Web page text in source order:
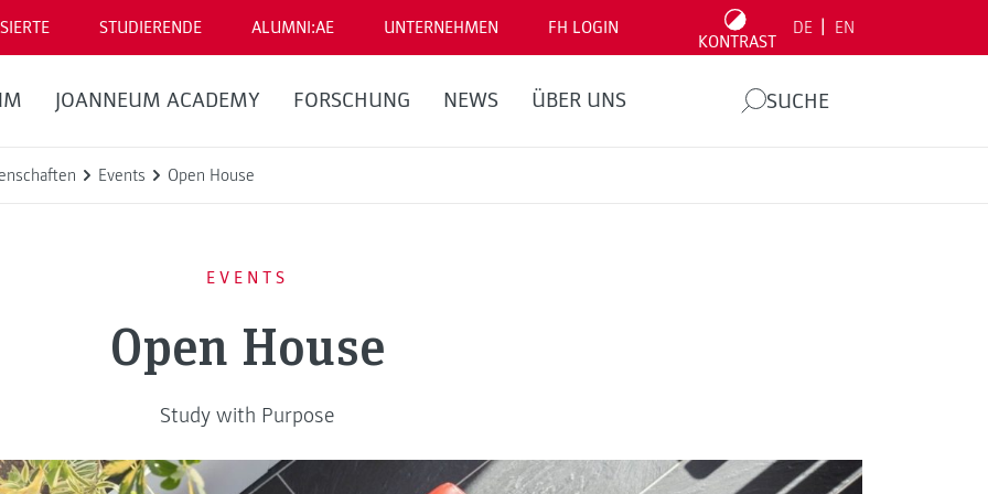
STUDIERENDE ALUMNI:AE UNTERNEHMEN FH LOGIN
KONTRAST
DE EN
JOANNEUM ACADEMY FORSCHUNG NEWS ÜBER UNS SUCHE
Events Open House
EVENTS
Open House
Study with Purpose